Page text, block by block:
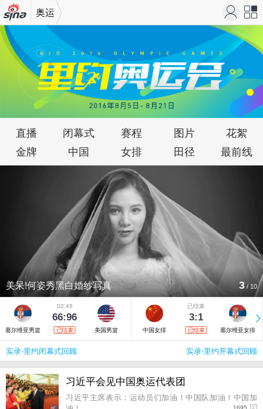
机新
浪网
站导
奥运
直播 闭幕式 赛程 图片
花絮
金牌
中国 女排 田径 最前线
联想高级总监做客新浪接受专访 4 / 10
塞尔维亚男篮
02:45
66:96
已结束 美国男篮 中国女排
已结束
3:1
已结束 塞尔维亚女排
实录-里约闭幕式回顾 实录-里约开幕式回顾
习近平会见中国奥运代表团
习近平主席表示：运动员们加油！中国队加油！中国加
1695